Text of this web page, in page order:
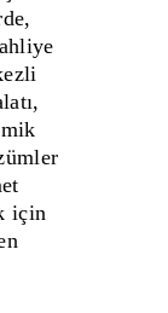
için